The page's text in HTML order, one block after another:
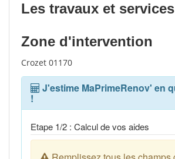
Les travaux et services
Zone d'intervention
Crozet 01170